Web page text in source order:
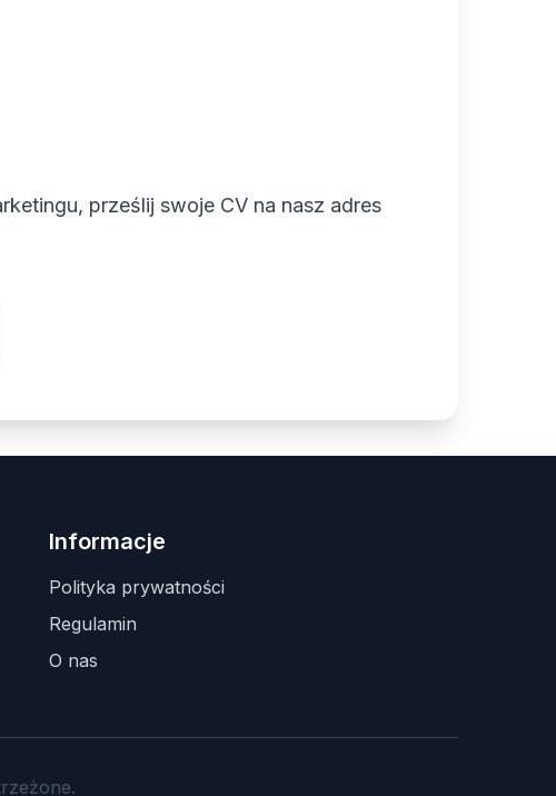
prześlij swoje CV na nasz adres
Informacje
Polityka prywatności
Regulamin
O nas